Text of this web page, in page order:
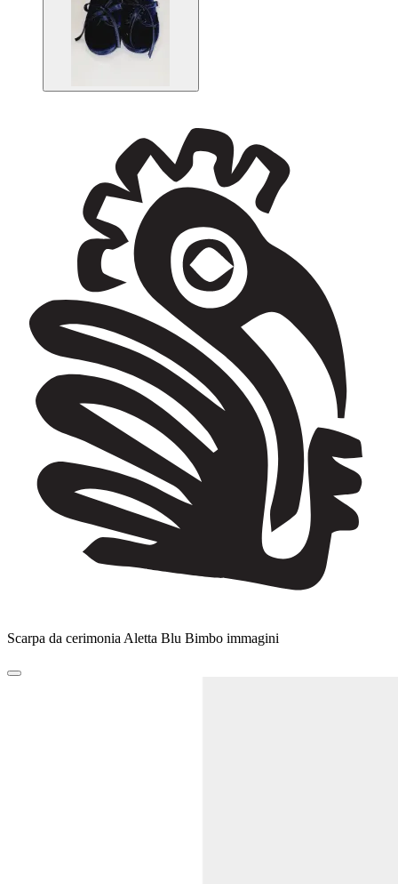
Scarpa da cerimonia Aletta Blu Bimbo immagini